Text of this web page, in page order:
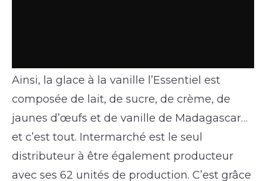
Ainsi, la glace à la vanille l’Essentiel est
composée de lait, de sucre, de crème, de
jaunes d’œufs et de vanille de Madagascar…
et c’est tout. Intermarché est le seul
distributeur à être également producteur
avec ses 62 unités de production. C’est grâce